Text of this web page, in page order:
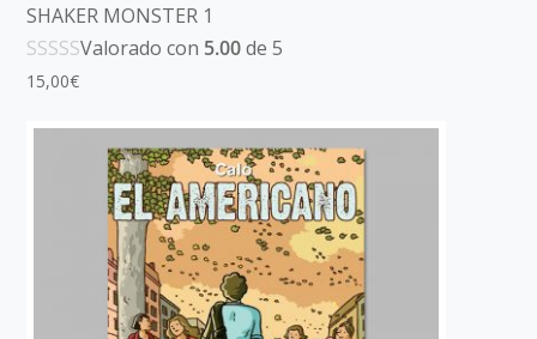
SHAKER MONSTER 1
Valorado con 5.00de 5
15,00€